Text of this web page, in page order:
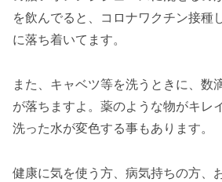
を飲んでると、コロナワクチン接種
に落ち着いてます。
また、キャベツ等を洗うときに、数
が落ちますよ。薬のような物がキレ
洗った水が変色する事もあります。
健康に気を使う方、病気持ちの方、